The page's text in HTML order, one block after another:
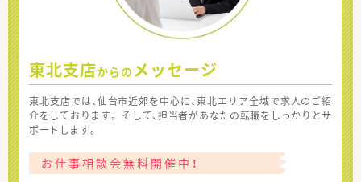
東北支店からの メッセージ
東北支店では、仙台市近郊を中心に、東北エリア全域で求人のご紹
介をしております。 そして、担当者があなたの転職をしっかりとサ
ポートします。
お仕事相談会無料開催中！